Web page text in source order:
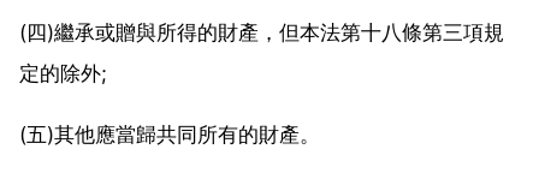
(四)繼承或贈與所得的財產，但本法第十八條第三項規
定的除外;
(五)其他應當歸共同所有的財產。